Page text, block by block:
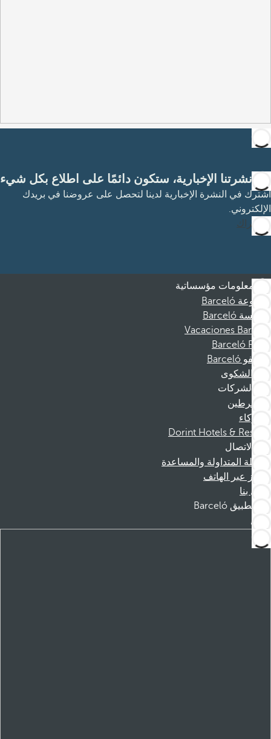
مع نشرتنا الإخبارية، ستكون دائمًا على اطلاع بكل شيء
اشترك في النشرة الإخبارية لدينا لتحصل على عروضنا في بريدك
الإلكتروني.
الاشتراك
معلومات مؤسساتية
مجموعة Barceló
مؤسسة Barceló
Vacaciones Barceló
Barceló Films
موظفو Barceló
قناة الشكوى
الشركات
المنخرطين
الشركاء
Dorint Hotels & Resorts
الاتصال
الأسئلة المتداولة والمساعدة
الحجز عبر الهاتف
اتصل بنا
تطبيق Barceló
تنزيل